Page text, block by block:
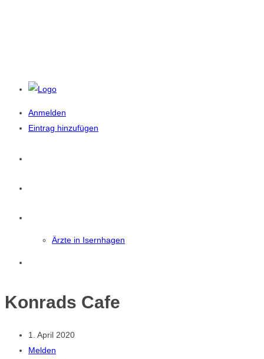
Anmelden
Eintrag hinzufügen
Ärzte in Isernhagen
Konrads Cafe
1. April 2020
Melden